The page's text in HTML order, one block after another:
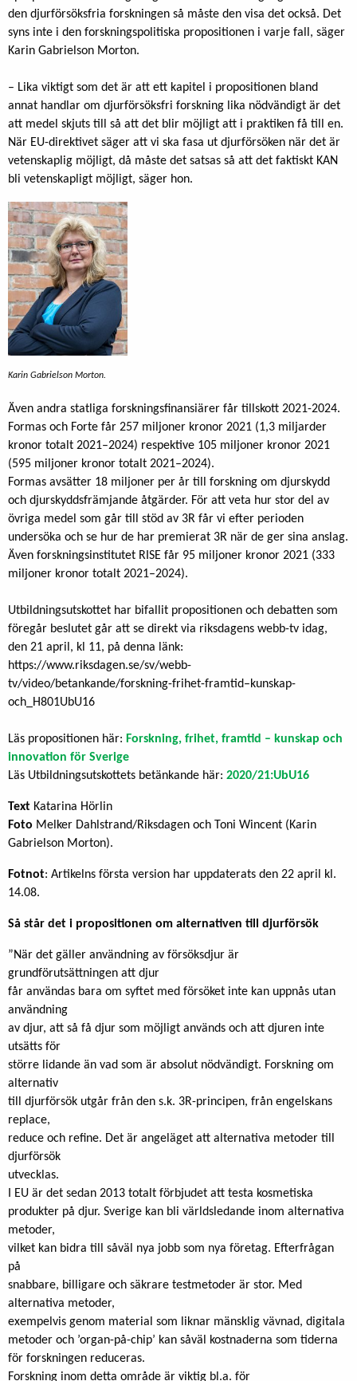
den djurförsöksfria forskningen så måste den visa det också. Det
syns inte i den forskningspolitiska propositionen i varje fall, säger
Karin Gabrielson Morton.
– Lika viktigt som det är att ett kapitel i propositionen bland
annat handlar om djurförsöksfri forskning lika nödvändigt är det
att medel skjuts till så att det blir möjligt att i praktiken få till en.
När EU-direktivet säger att vi ska fasa ut djurförsöken när det är
vetenskaplig möjligt, då måste det satsas så att det faktiskt KAN
bli vetenskapligt möjligt, säger hon.
Karin Gabrielson Morton.
Även andra statliga forskningsfinansiärer får tillskott 2021-2024.
Formas och Forte får 257 miljoner kronor 2021 (1,3 miljarder
kronor totalt 2021–2024) respektive 105 miljoner kronor 2021
(595 miljoner kronor totalt 2021–2024).
Formas avsätter 18 miljoner per år till forskning om djurskydd
och djurskyddsfrämjande åtgärder. För att veta hur stor del av
övriga medel som går till stöd av 3R får vi efter perioden
undersöka och se hur de har premierat 3R när de ger sina anslag.
Även forskningsinstitutet RISE får 95 miljoner kronor 2021 (333
miljoner kronor totalt 2021–2024).
Utbildningsutskottet har bifallit propositionen och debatten som
föregår beslutet går att se direkt via riksdagens webb-tv idag,
den 21 april, kl 11, på denna länk:
https://www.riksdagen.se/sv/webb-
tv/video/betankande/forskning-frihet-framtid–kunskap-
och_H801UbU16
Läs propositionen här: Forskning, frihet, framtid – kunskap och
innovation för Sverige
Läs Utbildningsutskottets betänkande här: 2020/21:UbU16
Text Katarina Hörlin
Foto Melker Dahlstrand/Riksdagen och Toni Wincent (Karin
Gabrielson Morton).
Fotnot: Artikelns första version har uppdaterats den 22 april kl.
14.08.
Så står det i propositionen om alternativen till djurförsök
”När det gäller användning av försöksdjur är
grundförutsättningen att djur
får användas bara om syftet med försöket inte kan uppnås utan
användning
av djur, att så få djur som möjligt används och att djuren inte
utsätts för
större lidande än vad som är absolut nödvändigt. Forskning om
alternativ
till djurförsök utgår från den s.k. 3R-principen, från engelskans
replace,
reduce och refine. Det är angeläget att alternativa metoder till
djurförsök
utvecklas.
I EU är det sedan 2013 totalt förbjudet att testa kosmetiska
produkter på djur. Sverige kan bli världsledande inom alternativa
metoder,
vilket kan bidra till såväl nya jobb som nya företag. Efterfrågan
på
snabbare, billigare och säkrare testmetoder är stor. Med
alternativa metoder,
exempelvis genom material som liknar mänsklig vävnad, digitala
metoder och ’organ-på-chip’ kan såväl kostnaderna som tiderna
för forskningen reduceras.
Forskning inom detta område är viktig bl.a. för